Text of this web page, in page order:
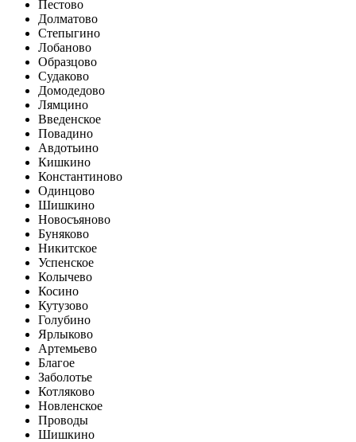
Пестово
Долматово
Степыгино
Лобаново
Образцово
Судаково
Домодедово
Лямцино
Введенское
Повадино
Авдотьино
Кишкино
Константиново
Одинцово
Шишкино
Новосъяново
Буняково
Никитское
Успенское
Колычево
Косино
Кутузово
Голубино
Ярлыково
Артемьево
Благое
Заболотье
Котляково
Новленское
Проводы
Шишкино